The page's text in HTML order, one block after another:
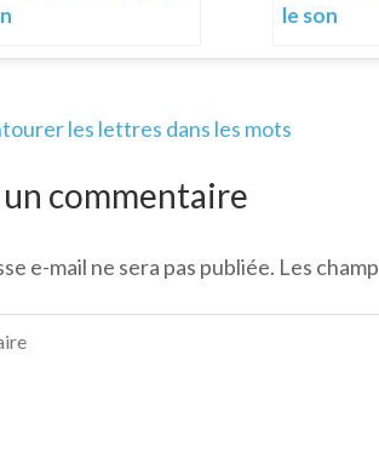
le son
les lettres dans les mots
un commentaire
e-mail ne sera pas publiée. Les